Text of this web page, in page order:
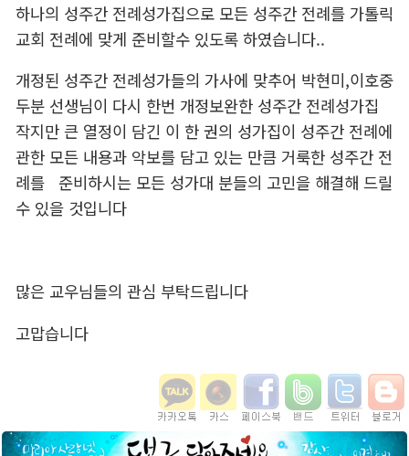
하나의 성주간 전례성가집으로 모든 성주간 전례를 가톨릭
교회 전례에 맞게 준비할수 있도록 하였습니다..
개정된 성주간 전례성가들의 가사에 맞추어 박현미,이호중
두분 선생님이 다시 한번 개정보완한 성주간 전례성가집
작지만 큰 열정이 담긴 이 한 권의 성가집이 성주간 전례에
관한 모든 내용과 악보를 담고 있는 만큼 거룩한 성주간 전
례를 준비하시는 모든 성가대 분들의 고민을 해결해 드릴
수 있을 것입니다
많은 교우님들의 관심 부탁드립니다
고맙습니다